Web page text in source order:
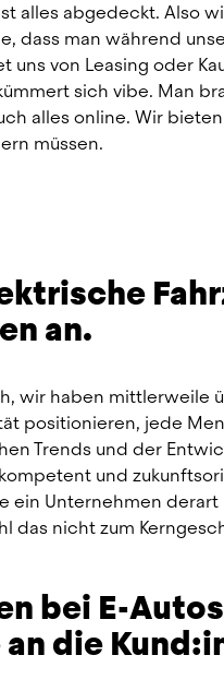
alles abgedeckt. Also
dass man während
von Leasing oder
sich vibe. Man
alles online. Wir
müssen.
an.
wir haben mittlerweile
positionieren, jede
Trends und der
und
ein Unternehmen derart
das nicht zum
bei E-
die